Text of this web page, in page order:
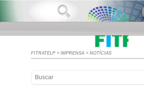
FITRATELP > IMPRENSA > NOTÍCIAS